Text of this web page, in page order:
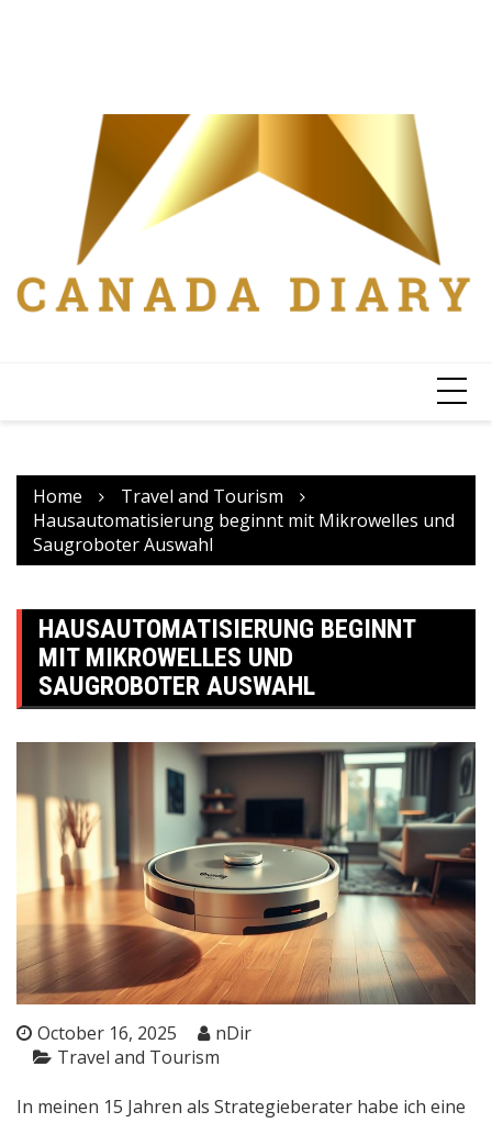
Home
Travel and Tourism
Hausautomatisierung beginnt mit Mikrowelles und
Saugroboter Auswahl
HAUSAUTOMATISIERUNG BEGINNT
MIT MIKROWELLES UND
SAUGROBOTER AUSWAHL
October 16, 2025
nDir
Travel and Tourism
In meinen 15 Jahren als Strategieberater habe ich eine